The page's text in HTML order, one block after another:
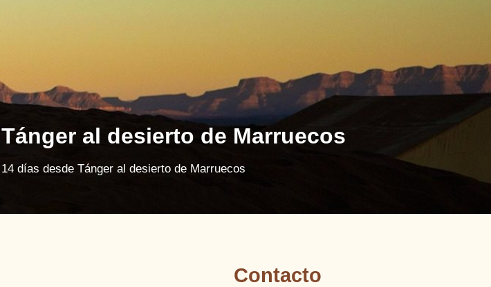
al desierto de Marruecos
días desde Tánger al desierto de Marruecos
Contacto